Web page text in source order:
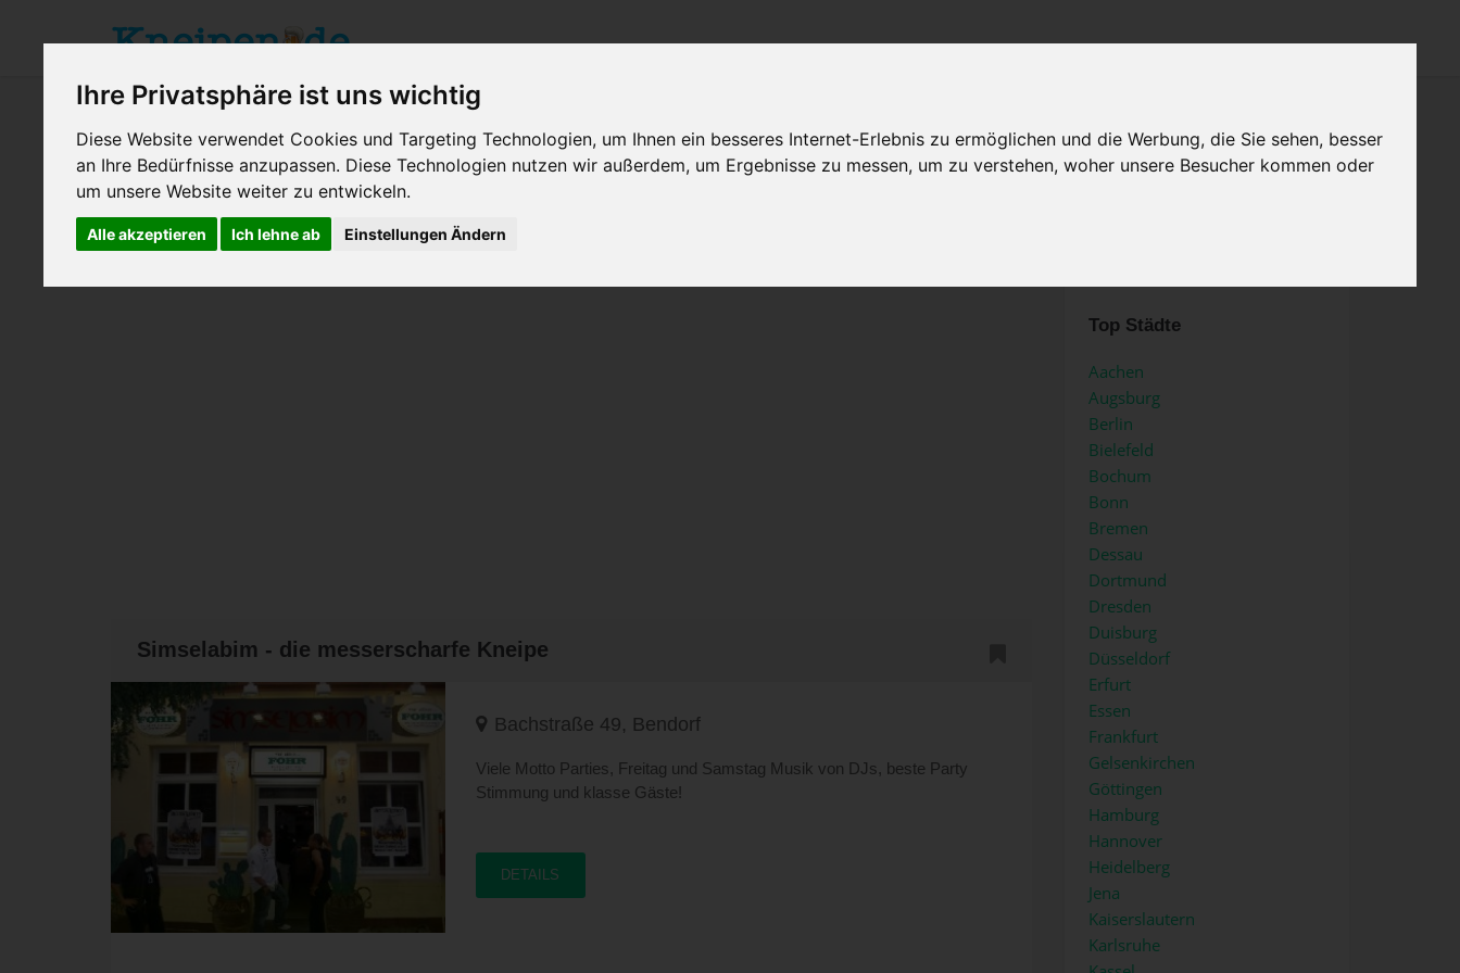
Ihre Privatsphäre ist uns wichtig
Diese Website verwendet Cookies und Targeting Technologien, um Ihnen ein besseres Internet-Erlebnis zu ermöglichen und die Werbung, die Sie sehen, besser
an Ihre Bedürfnisse anzupassen. Diese Technologien nutzen wir außerdem, um Ergebnisse zu messen, um zu verstehen, woher unsere Besucher kommen oder
um unsere Website weiter zu entwickeln.
Alle akzeptieren Ich lehne ab Einstellungen Ändern
UNSERE BELIEBTESTEN KNEIPEN, BARS & RESTAURANTS IN BENDORF
Simselabim - die messerscharfe Kneipe
Bachstraße 49, Bendorf
Viele Motto Parties, Freitag und Samstag Musik von DJs, beste Party
Stimmung und klasse Gäste!
DETAILS
Top Städte
Aachen
Augsburg
Berlin
Bielefeld
Bochum
Bonn
Bremen
Dessau
Dortmund
Dresden
Duisburg
Düsseldorf
Erfurt
Essen
Frankfurt
Gelsenkirchen
Göttingen
Hamburg
Hannover
Heidelberg
Jena
Kaiserslautern
Karlsruhe
Menu ×
Home
Impressum